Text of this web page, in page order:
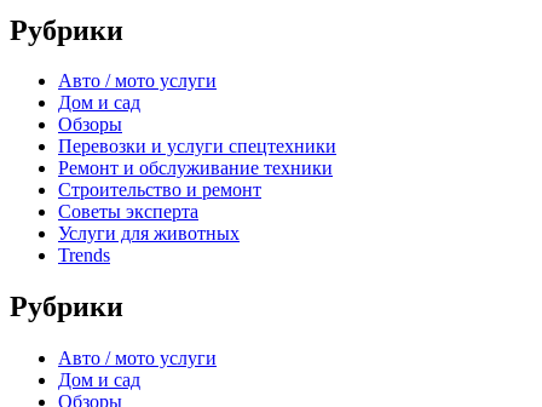
Рубрики
Авто / мото услуги
Дом и сад
Обзоры
Перевозки и услуги спецтехники
Ремонт и обслуживание техники
Строительство и ремонт
Советы эксперта
Услуги для животных
Trends
Рубрики
Авто / мото услуги
Дом и сад
Обзоры